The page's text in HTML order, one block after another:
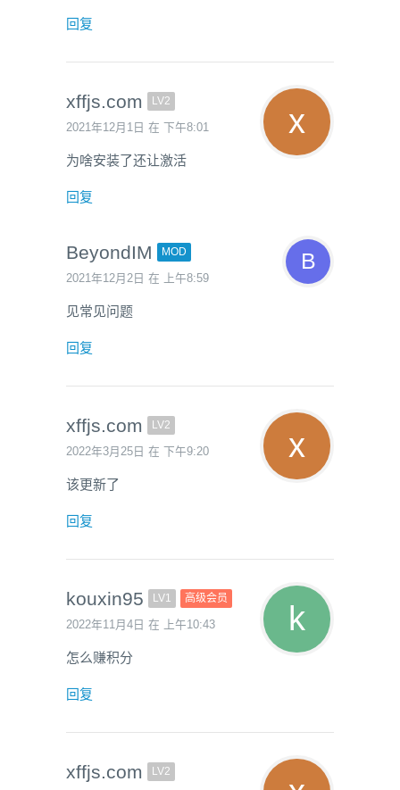
回复
xffjs.com LV2
2021年12月1日 在 下午8:01
为啥安装了还让激活
回复
BeyondIM MOD
2021年12月2日 在 上午8:59
见常见问题
回复
xffjs.com LV2
2022年3月25日 在 下午9:20
该更新了
回复
kouxin95 LV1 高级会员
2022年11月4日 在 上午10:43
怎么赚积分
回复
xffjs.com LV2